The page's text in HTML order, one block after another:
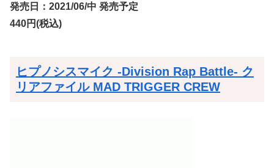
発売日：2021/06/中 発売予定
440円(税込)
ヒプノシスマイク -Division Rap Battle- ク
リアファイル MAD TRIGGER CREW